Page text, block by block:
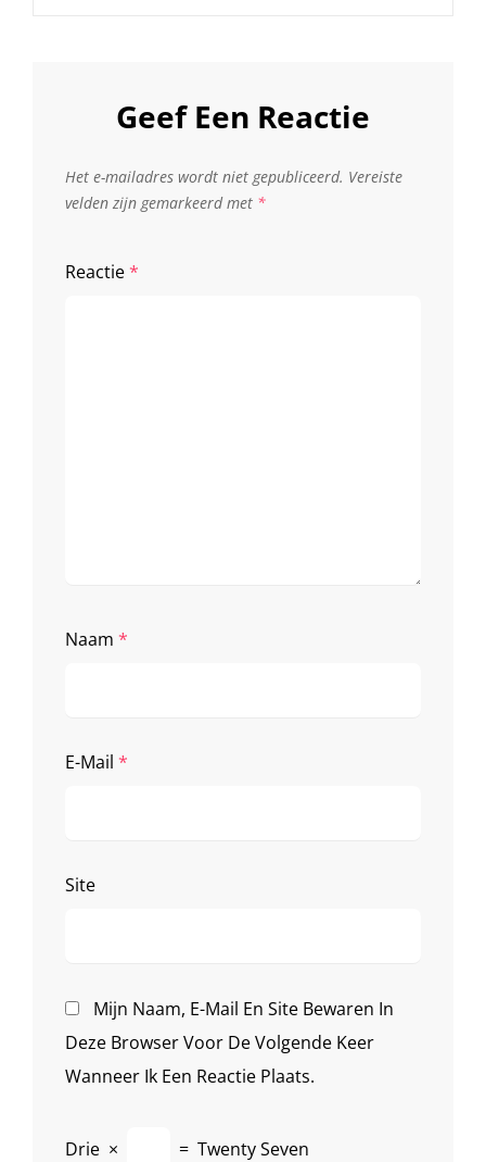
Geef Een Reactie
Het e-mailadres wordt niet gepubliceerd. Vereiste
velden zijn gemarkeerd met *
Reactie*
Naam *
E-Mail *
Site
Mijn Naam, E-Mail En Site Bewaren In
Deze Browser Voor De Volgende Keer
Wanneer Ik Een Reactie Plaats.
Drie × = Twenty Seven